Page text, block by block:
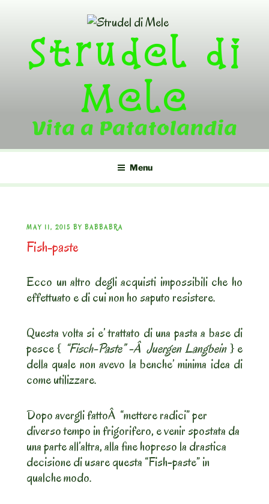
contentStrudel di
Mele
Vita a Patatolandia
Menu
POSTED
ON
MAY 11, 2015 BY BABBABRA
Fish-paste
Ecco un altro degli acquisti impossibili che ho
effettuato e di cui non ho saputo resistere.
Questa volta si e’ trattato di una pasta a base di
pesce { “Fisch-Paste” -Â Juergen Langbein} e
della quale non avevo la benche’ minima idea di
come utilizzare.
Dopo avergli fattoÂ “mettere radici” per
diverso tempo in frigorifero, e venir spostata da
una parte all’altra, alla fine hopreso la drastica
decisione di usare questa “Fish-paste” in
qualche modo.